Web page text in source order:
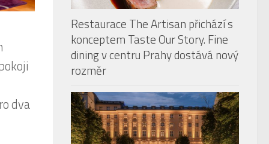
dva
Restaurace The Artisan přichází s
konceptem Taste Our Story. Fine
dining v centru Prahy dostává nový
rozměr